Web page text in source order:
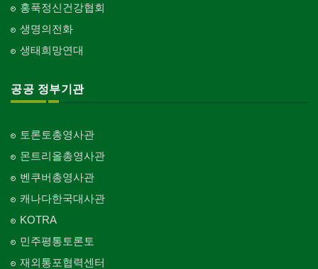
홍푹정신건강협회
생명의전화
생태희망연대
공공 정부기관
토론토총영사관
몬트리올총영사관
벤쿠버총영사관
캐나다한국대사관
KOTRA
민주평통토론토
재외통포협력센터